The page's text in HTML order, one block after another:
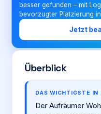
besser gefunden – mit
bevorzugter Platzierung
Jetzt
Überblick
DAS WICHTIGSTE IN
Der Aufräumer